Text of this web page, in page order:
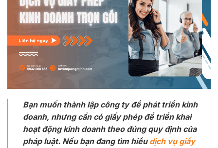
Bạn muốn thành lập công ty để phát triển kinh
doanh, nhưng cần có giấy phép để triển khai
hoạt động kinh doanh theo đúng quy định của
pháp luật. Nếu bạn đang tìm hiểu dịch vụ giấy